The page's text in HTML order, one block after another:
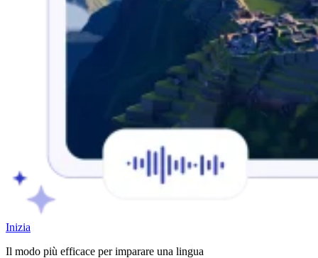
Inizia
Il modo più efficace per imparare una lingua